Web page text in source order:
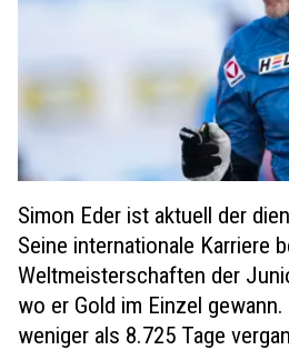
Simon Eder ist aktuell der
Seine internationale Karriere
Weltmeisterschaften der
wo er Gold im Einzel
weniger als 8.725 Tage